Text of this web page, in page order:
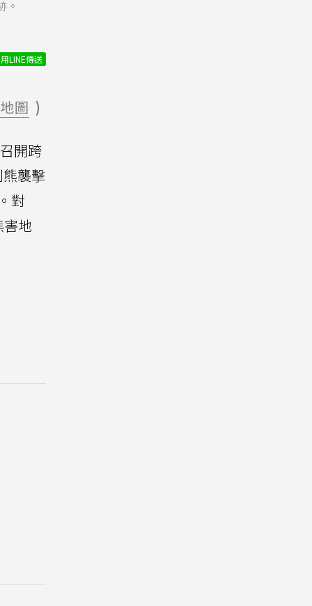
。
用LINE傳送
圖 )
開跨
襲擊
對
地